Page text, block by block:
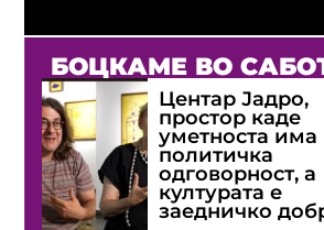
БОЦКАМЕ ВО
Центар Јадро,
простор каде
уметноста има
политичка
одговорност, а
културата е
заедничко